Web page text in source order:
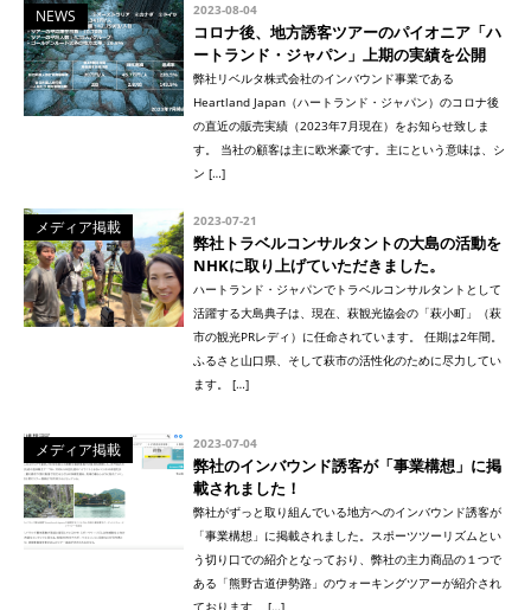
NEWS 2023-08-04
コロナ後、地方誘客ツアーのパイオニア「ハ
ートランド・ジャパン」上期の実績を公開
弊社リベルタ株式会社のインバウンド事業である
Heartland Japan（ハートランド・ジャパン）のコロナ後
の直近の販売実績（2023年7月現在）をお知らせ致しま
す。 当社の顧客は主に欧米豪です。主にという意味は、シ
ン […]
メディア掲載 2023-07-21
弊社トラベルコンサルタントの大島の活動を
NHKに取り上げていただきました。
ハートランド・ジャパンでトラベルコンサルタントとして
活躍する大島典子は、現在、萩観光協会の「萩小町」（萩
市の観光PRレディ）に任命されています。 任期は2年間。
ふるさと山口県、そして萩市の活性化のために尽力してい
ます。 […]
メディア掲載 2023-07-04
弊社のインバウンド誘客が「事業構想」に掲
載されました！
弊社がずっと取り組んでいる地方へのインバウンド誘客が
「事業構想」に掲載されました。スポーツツーリズムとい
う切り口での紹介となっており、弊社の主力商品の１つで
ある「熊野古道伊勢路」のウォーキングツアーが紹介され
ております。 […]